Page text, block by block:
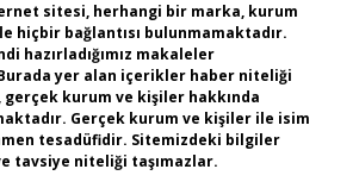
sitesi, herhangi bir marka, kurum
hiçbir bağlantısı bulunmamaktadır.
hazırladığımız makaleler
yer alan içerikler haber niteliği
gerçek kurum ve kişiler hakkında
Gerçek kurum ve kişiler ile isim
tesadüfidir. Sitemizdeki bilgiler
tavsiye niteliği taşımazlar.